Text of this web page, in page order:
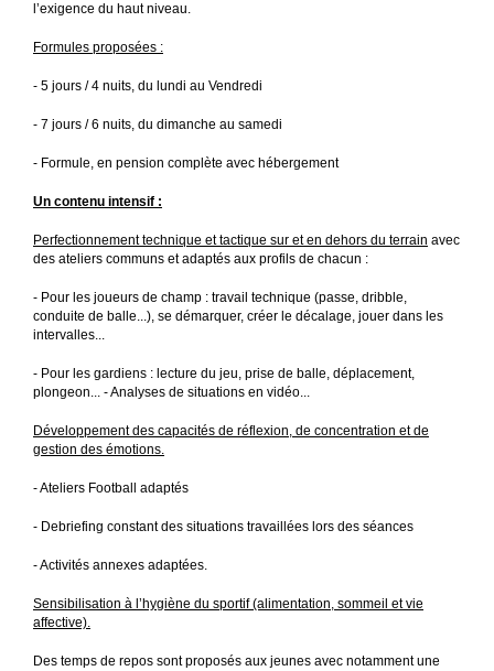
l’exigence du haut niveau.
Formules proposées :
- 5 jours / 4 nuits, du lundi au Vendredi
- 7 jours / 6 nuits, du dimanche au samedi
- Formule, en pension complète avec hébergement
Un contenu intensif :
Perfectionnement technique et tactique sur et en dehors du terrain avec
des ateliers communs et adaptés aux profils de chacun :
- Pour les joueurs de champ : travail technique (passe, dribble,
conduite de balle...), se démarquer, créer le décalage, jouer dans les
intervalles...
- Pour les gardiens : lecture du jeu, prise de balle, déplacement,
plongeon... - Analyses de situations en vidéo...
Développement des capacités de réflexion, de concentration et de
gestion des émotions.
- Ateliers Football adaptés
- Debriefing constant des situations travaillées lors des séances
- Activités annexes adaptées.
Sensibilisation à l’hygiène du sportif (alimentation, sommeil et vie
affective).
Des temps de repos sont proposés aux jeunes avec notamment une